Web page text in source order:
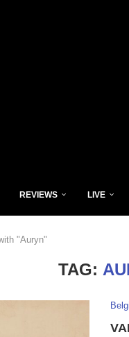
REVIEWS LIVE
"Auryn"
TAG: